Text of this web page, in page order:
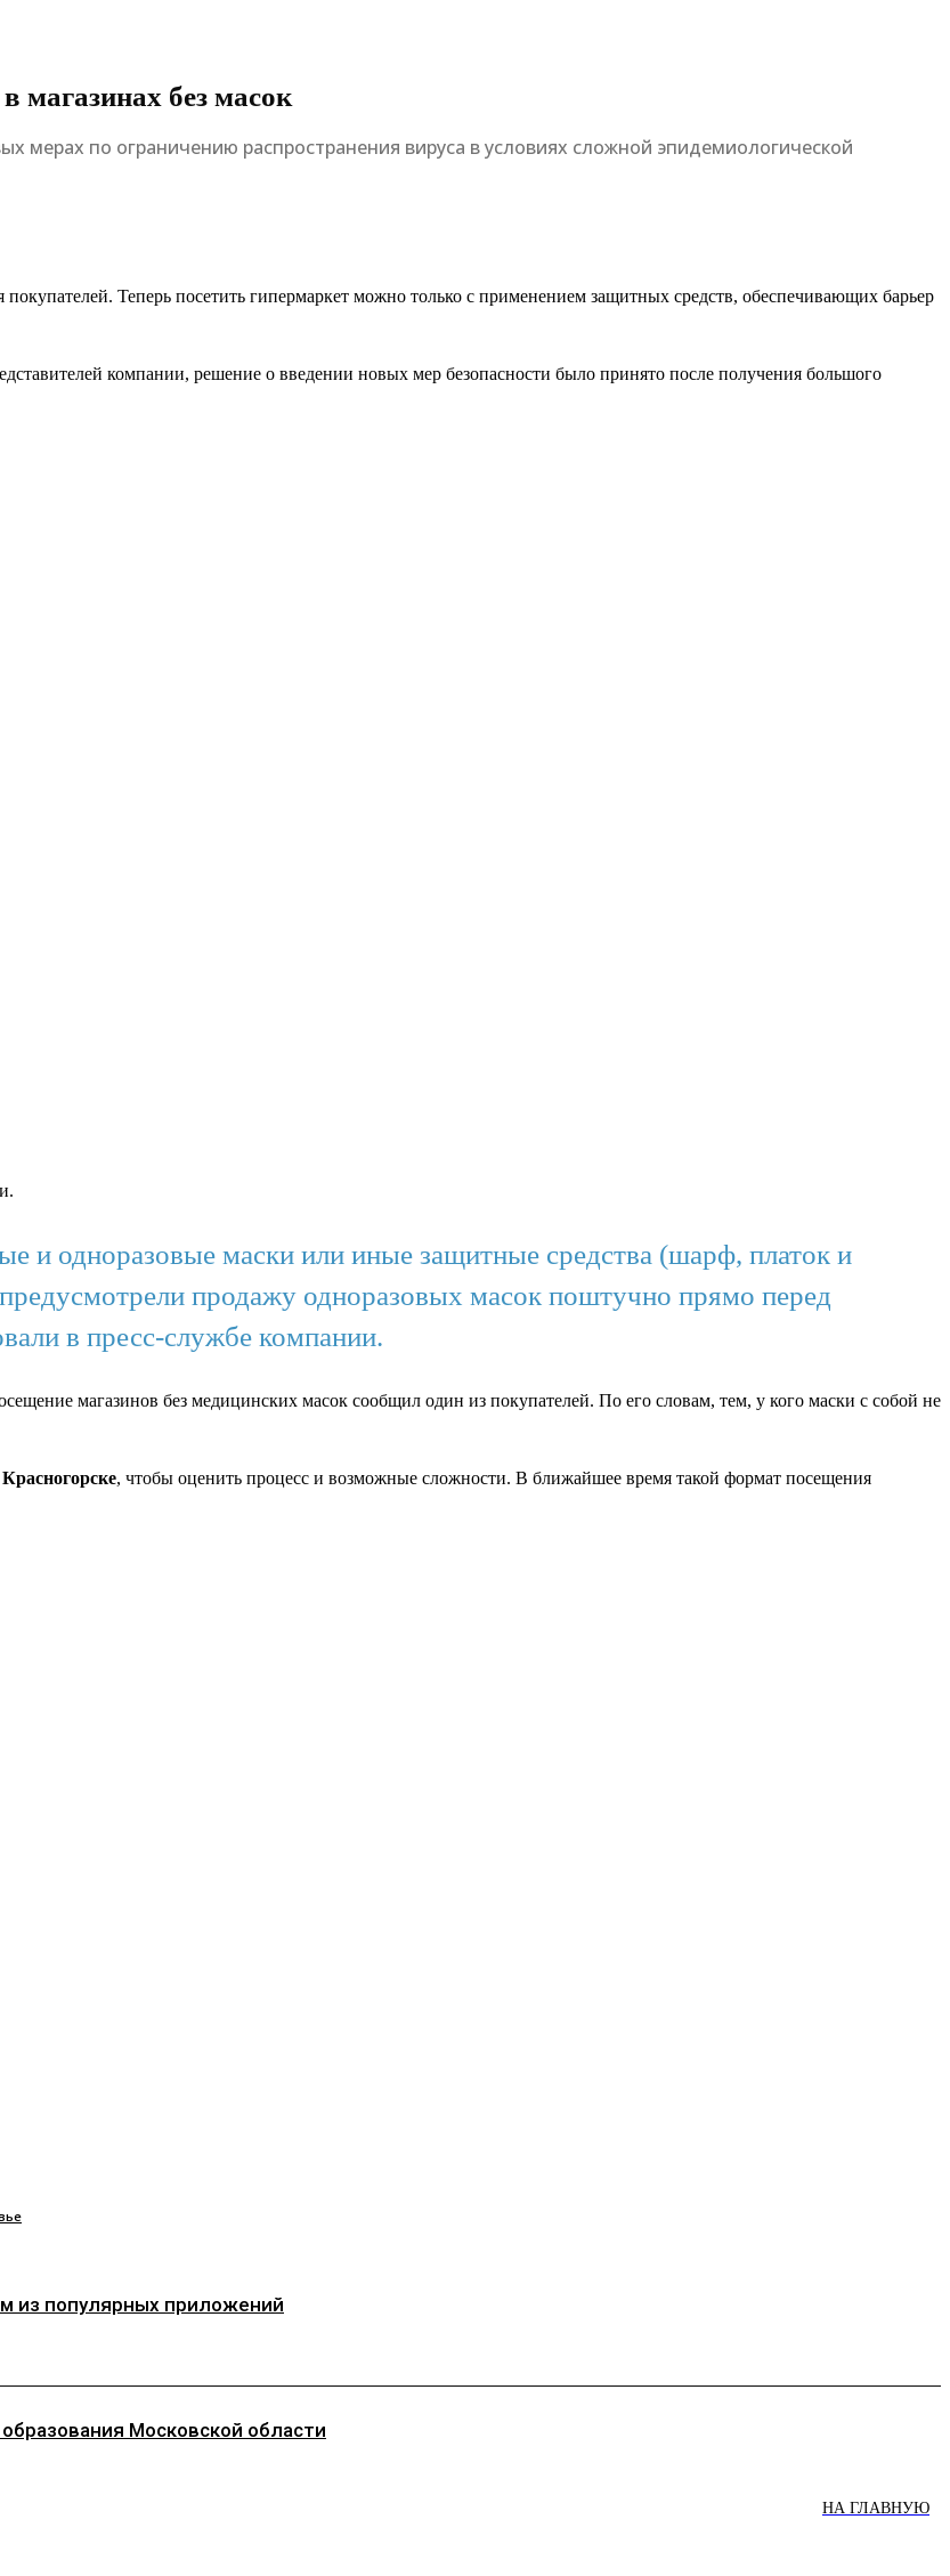
магазинах без масок
мерах по ограничению распространения вируса в условиях сложной эпидемиологической
покупателей. Теперь посетить гипермаркет можно только с применением защитных средств, обеспечивающих барьер
компании, решение о введении новых мер безопасности было принято после получения большого
и одноразовые маски или иные защитные средства (шарф, платок и
продажу одноразовых масок поштучно прямо перед
в пресс-службе компании.
магазинов без медицинских масок сообщил один из покупателей. По его словам, тем, у кого маски с собой не
, чтобы оценить процесс и возможные сложности. В ближайшее время такой формат посещения
из популярных приложений
Московской области
НА ГЛАВНУЮ